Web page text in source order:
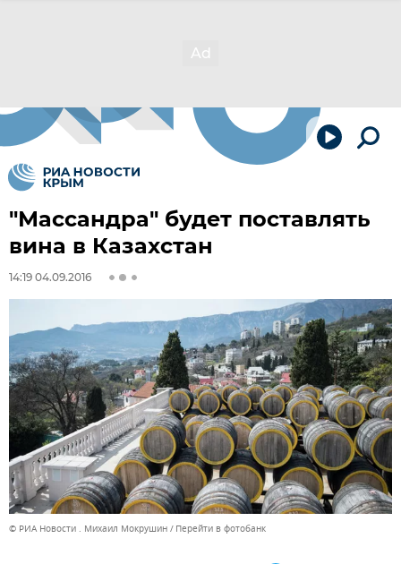
"Массандра" будет поставлять
вина в Казахстан
14:19 04.09.2016
© РИА Новости . Михаил Мокрушин Перейти в фотобанк